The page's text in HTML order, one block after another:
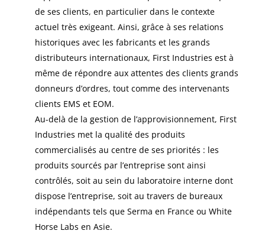
de ses clients, en particulier dans le contexte
actuel très exigeant. Ainsi, grâce à ses relations
historiques avec les fabricants et les grands
distributeurs internationaux, First Industries est à
même de répondre aux attentes des clients grands
donneurs d’ordres, tout comme des intervenants
clients EMS et EOM.
Au-delà de la gestion de l’approvisionnement, First
Industries met la qualité des produits
commercialisés au centre de ses priorités : les
produits sourcés par l’entreprise sont ainsi
contrôlés, soit au sein du laboratoire interne dont
dispose l’entreprise, soit au travers de bureaux
indépendants tels que Serma en France ou White
Horse Labs en Asie.